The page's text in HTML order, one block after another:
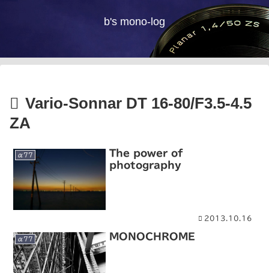
b's mono-log
Vario-Sonnar DT 16-80/F3.5-4.5
ZA
α77
The power of
photography
2013.10.16
α77 MONOCHROME